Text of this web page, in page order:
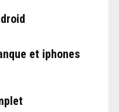
et iphones